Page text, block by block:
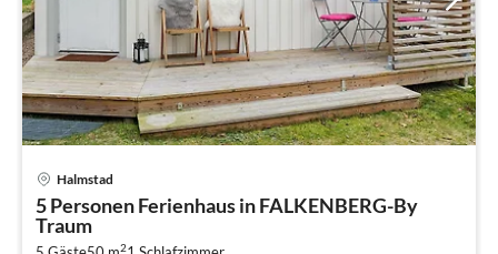
Halmstad
5 Personen Ferienhaus in FALKENBERG-By
Traum
2